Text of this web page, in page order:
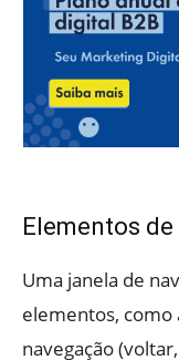
Elementos
Uma janela de
elementos, como
navegação